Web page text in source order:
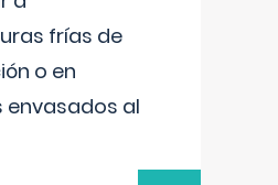
frías de
o en
al